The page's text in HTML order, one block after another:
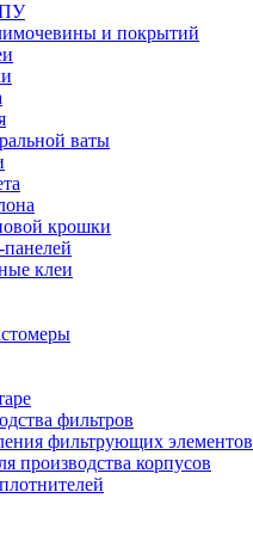
и покрытий
ваты
крошки
клеи
фильтров
фильтрующих элементов
производства корпусов